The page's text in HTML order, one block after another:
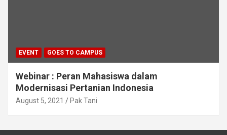
EVENT GOES TO CAMPUS
Webinar : Peran Mahasiswa dalam
Modernisasi Pertanian Indonesia
August 5, 2021 Pak Tani